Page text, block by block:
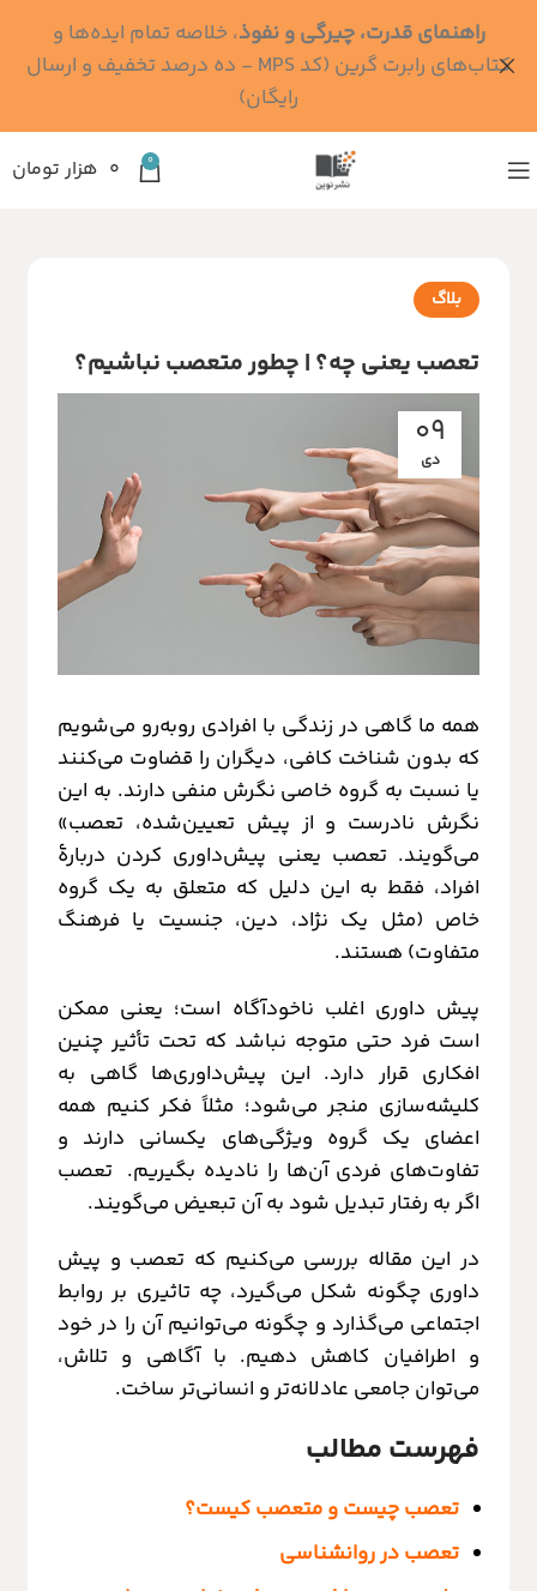
0 ۰ هزار تومان
بلاگ
تعصب یعنی چه؟ | چطور متعصب نباشیم؟
09
دی
همه ما گاهی در زندگی با افرادی روبه‌رو می‌شویم
که بدون شناخت کافی، دیگران را قضاوت می‌کنند
یا نسبت به گروه خاصی نگرش منفی دارند. به این
نگرش نادرست و از پیش تعیین‌شده، تعصب»
می‌گویند. تعصب یعنی پیش‌داوری کردن دربارۀ
افراد، فقط به این دلیل که متعلق به یک گروه
خاص (مثل یک نژاد، دین، جنسیت یا فرهنگ
متفاوت) هستند.
پیش داوری اغلب ناخودآگاه است؛ یعنی ممکن
است فرد حتی متوجه نباشد که تحت تأثیر چنین
افکاری قرار دارد. این پیش‌داوری‌ها گاهی به
کلیشه‌سازی منجر می‌شود؛ مثلاً فکر کنیم همه
اعضای یک گروه ویژگی‌های یکسانی دارند و
تفاوت‌های فردی آن‌ها را نادیده بگیریم. تعصب
اگر به رفتار تبدیل شود به آن تبعیض می‌گویند.
در این مقاله بررسی می‌کنیم که تعصب و پیش
داوری چگونه شکل می‌گیرد، چه تاثیری بر روابط
اجتماعی می‌گذارد و چگونه می‌توانیم آن را در خود
و اطرافیان کاهش دهیم. با آگاهی و تلاش،
می‌توان جامعی عادلانه‌تر و انسانی‌تر ساخت.
فهرست مطالب
تعصب چیست و متعصب کیست؟
تعصب در روانشناسی
راهنمای قدرت، چیرگی و نفوذ، خلاصه تمام ایده‌ها و
کتاب‌های رابرت گرین (کد MPS - ده درصد تخفیف و ارسال
رایگان)